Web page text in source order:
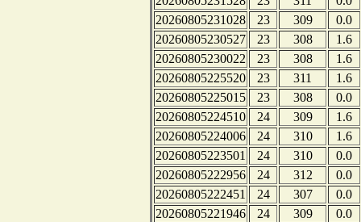
20260805231028
23 309
0.0
20260805230527
23 308
1.6
20260805230022
23 308
1.6
20260805225520
23 311
1.6
20260805225015
23 308
0.0
20260805224510
24 309
1.6
20260805224006
24 310
1.6
20260805223501
24 310
0.0
20260805222956
24 312
0.0
20260805222451
24 307
0.0
20260805221946
24 309
0.0